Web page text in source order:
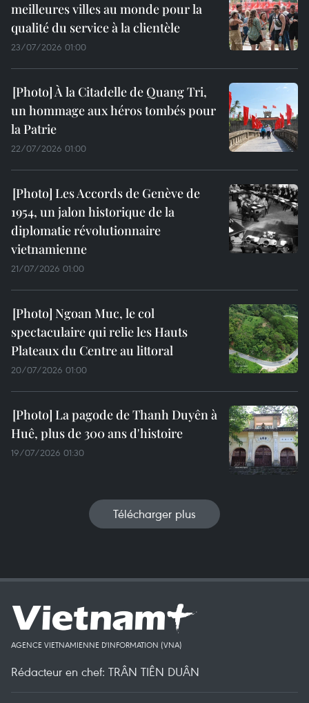
meilleures villes au monde pour la
qualité du service à la clientèle
23/07/2026 01:00
À la Citadelle de Quang Tri,
un hommage aux héros tombés pour
la Patrie
22/07/2026 01:00
Les Accords de Genève de
1954, un jalon historique de la
diplomatie révolutionnaire
vietnamienne
21/07/2026 01:00
Ngoan Muc, le col
spectaculaire qui relie les Hauts
Plateaux du Centre au littoral
20/07/2026 01:00
La pagode de Thanh Duyên à
Huê, plus de 300 ans d'histoire
19/07/2026 01:30
Télécharger plus
AGENCE VIETNAMIENNE D'INFORMATION (VNA)
Rédacteur en chef: TRÂN TIÊN DUÂN